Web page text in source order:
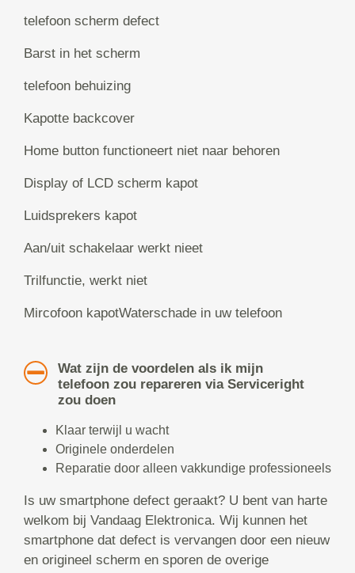
telefoon scherm defect
Barst in het scherm
telefoon behuizing
Kapotte backcover
Home button functioneert niet naar behoren
Display of LCD scherm kapot
Luidsprekers kapot
Aan/uit schakelaar werkt nieet
Trilfunctie, werkt niet
Mircofoon kapotWaterschade in uw telefoon
Wat zijn de voordelen als ik mijn
telefoon zou repareren via Serviceright
zou doen
Klaar terwijl u wacht
Originele onderdelen
Reparatie door alleen vakkundige professioneels
Is uw smartphone defect geraakt? U bent van harte
welkom bij Vandaag Elektronica. Wij kunnen het
smartphone dat defect is vervangen door een nieuw
en origineel scherm en sporen de overige